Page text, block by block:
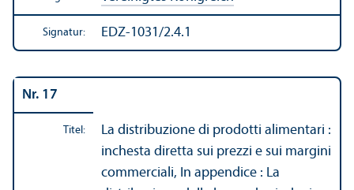
Signatur: EDZ-1031/2.4.1
Nr. 17
Titel:
La distribuzione di prodotti alimentari :
inchesta diretta sui prezzi e sui margini
commerciali, In appendice : La